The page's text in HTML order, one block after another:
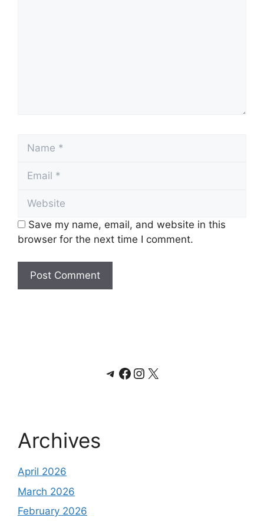
Save my name, email, and website in this
browser for the next time I comment.
Telegram
Facebook
Instagram
X
Archives
April 2026
March 2026
February 2026